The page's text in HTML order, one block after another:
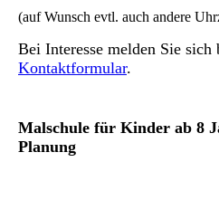
(auf Wunsch evtl. auch andere
Bei Interesse melden Sie sich
Kontaktformular.
Malschule für Kinder ab 8
Planung